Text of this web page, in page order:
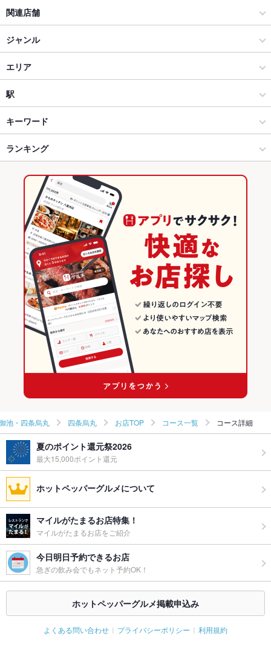
関連店舗
焼鳥・串焼き居酒屋 青天家（ハレルヤ） 京都山科
貸切×宴会×デート×肉バル 十八（トッパチ） 大津
スペイン料理 Bistro bar あずき 京都山科
近江屋 草津
串かつハレルヤ
ジャンル
居酒屋
和風
烏丸御池・四条烏丸 × 居酒屋
烏丸御池・四条烏丸 × 和風
烏丸駅 × 居酒屋
烏丸駅 × 和風
烏丸御池・四条烏丸 × 和食
烏丸御池・四条烏丸 × 寿司
烏丸駅 × 和食
烏丸駅 × 寿司
エリア
四条烏丸
四条烏丸 × 居酒屋
四条烏丸 × 和風
四条烏丸 × 和食
四条烏丸 × 寿司
京都 × 居酒屋
京都 × 和風
京都 × 和食
京都 × 寿司
駅
烏丸駅
京都河原町駅
四条駅
キーワード
からあげ
牛すじ おばんざい
ランキング
京都のグルメランキング
京都の居酒屋ランキング
烏丸御池・四条烏丸のグルメランキング
烏丸御池・四条烏丸の居酒屋ランキング
四条烏丸のグルメランキング
四条烏丸の居酒屋ランキング
池・四条烏丸 四条烏丸 お店TOP コース一覧 コース詳細
夏のポイント還元祭2026
最大15,000ポイント還元
ホットペッパーグルメについて
マイルがたまるお店特集！
マイルがたまるお店をご紹介
今日明日予約できるお店
急ぎの飲み会でもネット予約OK！
ホットペッパーグルメ掲載申込み
よくある問い合わせ プライバシーポリシー 利用規約